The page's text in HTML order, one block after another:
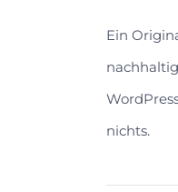
Ein
nichts.